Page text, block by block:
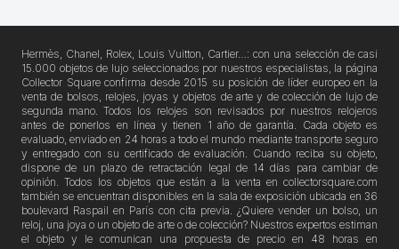
Hermès, Chanel, Rolex, Louis Vuitton, Cartier…: con una selección de casi
15.000 objetos de lujo seleccionados por nuestros especialistas, la página
Collector Square confirma desde 2015 su posición de líder europeo en la
venta de bolsos, relojes, joyas y objetos de arte y de colección de lujo de
segunda mano. Todos los relojes son revisados por nuestros relojeros
antes de ponerlos en línea y tienen 1 año de garantía. Cada objeto es
evaluado, enviado en 24 horas a todo el mundo mediante transporte seguro
y entregado con su certificado de evaluación. Cuando reciba su objeto,
dispone de un plazo de retractación legal de 14 días para cambiar de
opinión. Todos los objetos que están a la venta en collectorsquare.com
también se encuentran disponibles en la sala de exposición ubicada en 36
boulevard Raspail en París con cita previa. ¿Quiere vender un bolso, un
reloj, una joya o un objeto de arte o de colección? Nuestros expertos estiman
el objeto y le comunican una propuesta de precio en 48 horas en